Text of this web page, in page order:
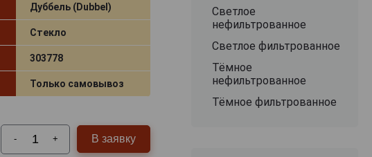
Дуббель (Dubbel)
Стекло
303778
Только самовывоз
- + В заявку
Светлое
нефильтрованное
Светлое фильтрованное
Тёмное
нефильтрованное
Тёмное фильтрованное